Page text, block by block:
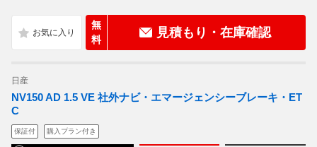
無
料
見積もり・在庫確認
日産
NV150 AD 1.5 VE 社外ナビ・エマージェンシーブレーキ・ET
C
保証付 購入プラン付き